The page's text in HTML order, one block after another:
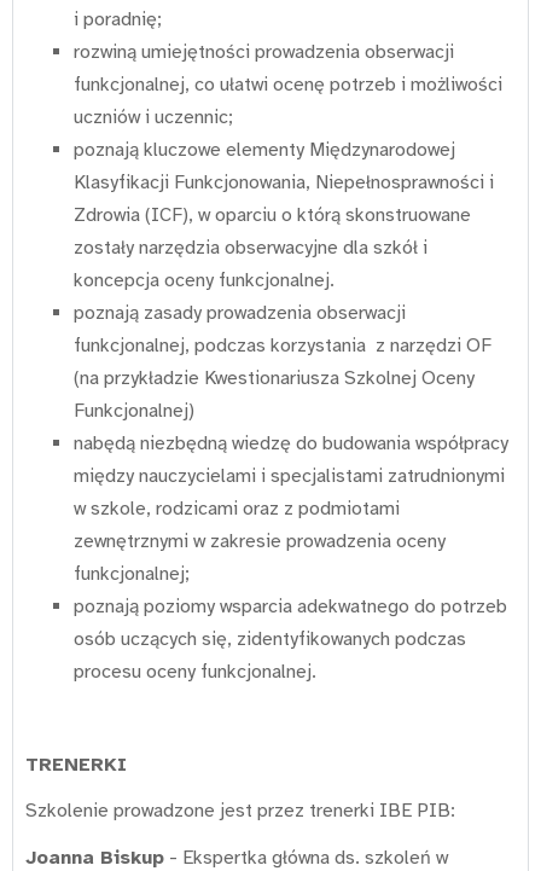
i poradnię;
rozwiną umiejętności prowadzenia obserwacji
funkcjonalnej, co ułatwi ocenę potrzeb i możliwości
uczniów i uczennic;
poznają kluczowe elementy Międzynarodowej
Klasyfikacji Funkcjonowania, Niepełnosprawności i
Zdrowia (ICF), w oparciu o którą skonstruowane
zostały narzędzia obserwacyjne dla szkół i
koncepcja oceny funkcjonalnej.
poznają zasady prowadzenia obserwacji
funkcjonalnej, podczas korzystania z narzędzi OF
(na przykładzie Kwestionariusza Szkolnej Oceny
Funkcjonalnej)
nabędą niezbędną wiedzę do budowania współpracy
między nauczycielami i specjalistami zatrudnionymi
w szkole, rodzicami oraz z podmiotami
zewnętrznymi w zakresie prowadzenia oceny
funkcjonalnej;
poznają poziomy wsparcia adekwatnego do potrzeb
osób uczących się, zidentyfikowanych podczas
procesu oceny funkcjonalnej.
TRENERKI
Szkolenie prowadzone jest przez trenerki IBE PIB:
Joanna Biskup - Ekspertka główna ds. szkoleń w